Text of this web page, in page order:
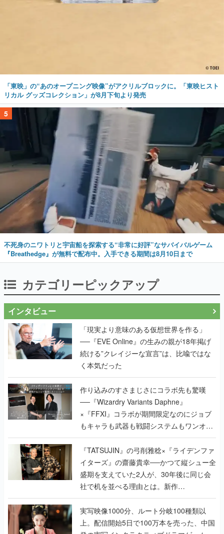
「東映」の“あのオープニング映像”がアクリルブロックに。「東映ヒスト
リカル グッズコレクション」が8月下旬より発売
5
不死身のニワトリと宇宙船を探索する“非常に好評”なサバイバルゲーム
『Breathedge』が無料で配布中。入手できる期間は8月10日まで
カテゴリーピックアップ
インタビュー
「現実より意味のある仮想世界を作る」
──『EVE Online』の生みの親が18年掲げ
続ける”クレイジーな宣言”は、比喩ではな
く本気だった
作り込みのすさまじさにコラボ先も驚嘆
──『Wizardry Variants Daphne』
×『FFXI』コラボが期間限定なのにジョブ
もキャラも武器も戦闘システムもワンオフ
で作り込まれた理由を両ディレクターに聞
く
『TATSUJIN』の弓削雅稔×『ライデンファ
イターズ』の齋藤貴幸──かつて縦シュー全
盛期を支えていた2人が、30年後に同じ会
社で机を並べる理由とは。新作
『TATSUJIN EXTREME』で初タッグを組
んだレジェンド2人に訊く開発秘話
実写映像1000分、ルート分岐100種類以
上。配信開始5日で100万本を売った、中国